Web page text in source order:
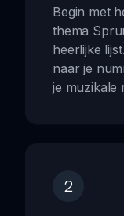
Begin met
thema
heerlijke
naar je
je muzikale
2